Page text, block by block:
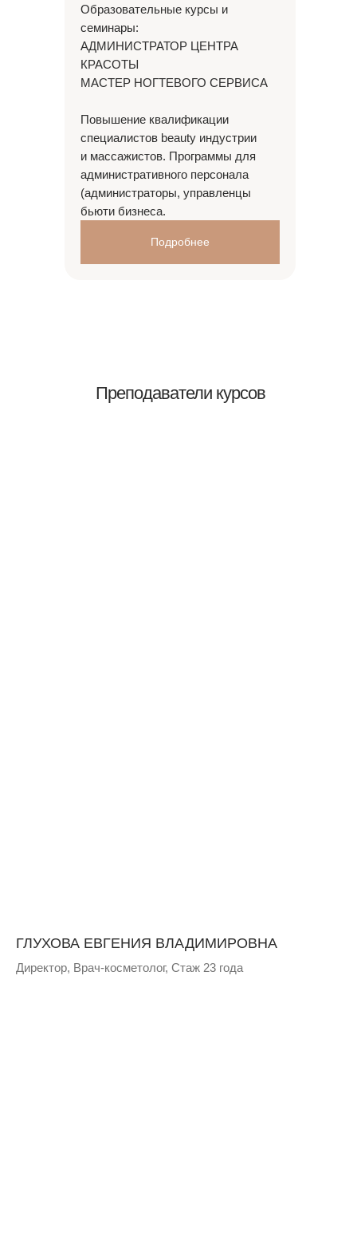
Образовательные курсы и
семинары:
АДМИНИСТРАТОР ЦЕНТРА
КРАСОТЫ
МАСТЕР НОГТЕВОГО СЕРВИСА
Повышение квалификации
специалистов beauty индустрии
и массажистов. Программы для
административного персонала
(администраторы, управленцы
бьюти бизнеса.
Подробнее
Преподаватели курсов⁣⁣
ГЛУХОВА ЕВГЕНИЯ ВЛАДИМИРОВНА⁣⁣
Директор,⁣⁣ Врач-косметолог, Стаж 23 года⁣⁣